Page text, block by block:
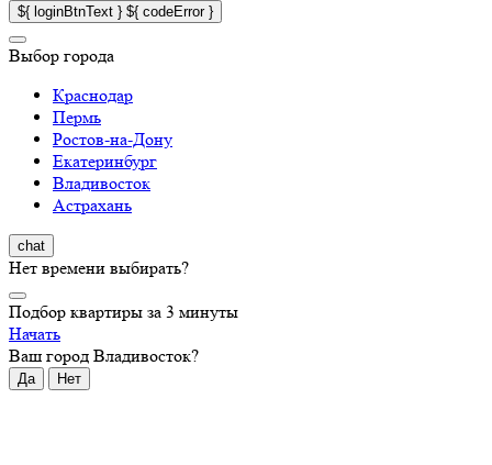
${ loginBtnText } ${ codeError }
Выбор города
Краснодар
Пермь
Ростов-на-Дону
Екатеринбург
Владивосток
Астрахань
chat
Нет времени выбирать?
Подбор квартиры за 3 минуты
Начать
Ваш город Владивосток?
Да Нет